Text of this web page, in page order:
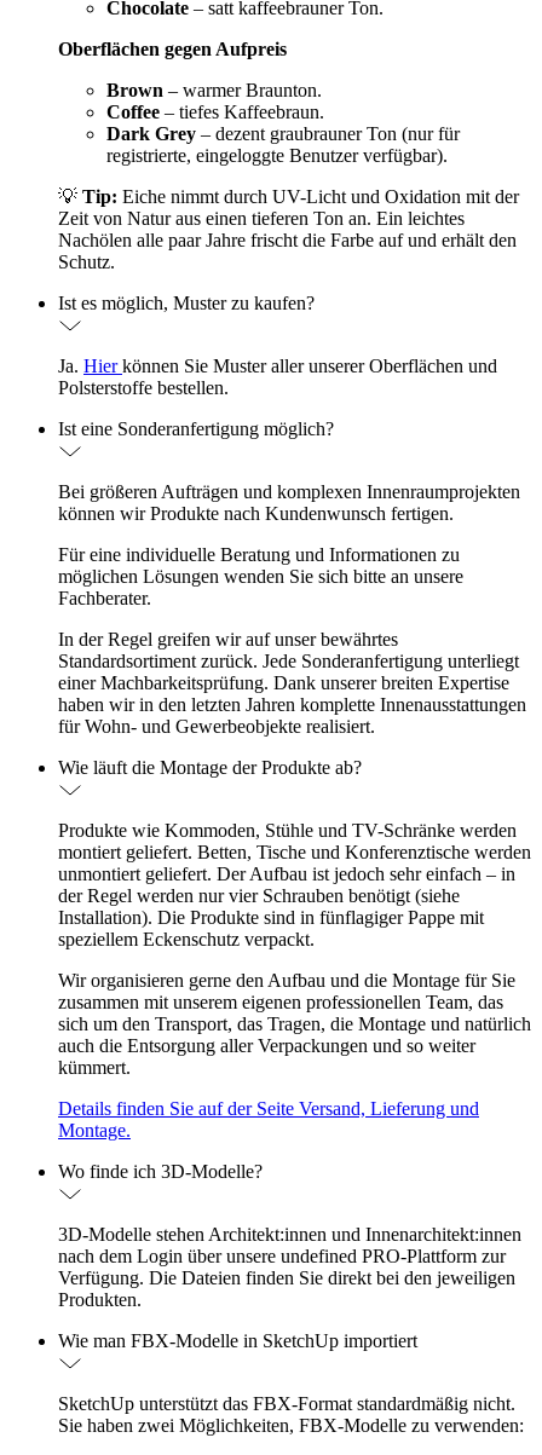
Chocolate – satt kaffeebrauner Ton.
Oberflächen gegen Aufpreis
Brown – warmer Braunton.
Coffee – tiefes Kaffeebraun.
Dark Grey – dezent graubrauner Ton (nur für
registrierte, eingeloggte Benutzer verfügbar).
💡 Tip: Eiche nimmt durch UV-Licht und Oxidation mit der
Zeit von Natur aus einen tieferen Ton an. Ein leichtes
Nachölen alle paar Jahre frischt die Farbe auf und erhält den
Schutz.
Ist es möglich, Muster zu kaufen?
Ja. Hierkönnen Sie Muster aller unserer Oberflächen und
Polsterstoffe bestellen.
Ist eine Sonderanfertigung möglich?
Bei größeren Aufträgen und komplexen Innenraumprojekten
können wir Produkte nach Kundenwunsch fertigen.
Für eine individuelle Beratung und Informationen zu
möglichen Lösungen wenden Sie sich bitte an unsere
Fachberater.
In der Regel greifen wir auf unser bewährtes
Standardsortiment zurück. Jede Sonderanfertigung unterliegt
einer Machbarkeitsprüfung. Dank unserer breiten Expertise
haben wir in den letzten Jahren komplette Innenausstattungen
für Wohn- und Gewerbeobjekte realisiert.
Wie läuft die Montage der Produkte ab?
Produkte wie Kommoden, Stühle und TV-Schränke werden
montiert geliefert. Betten, Tische und Konferenztische werden
unmontiert geliefert. Der Aufbau ist jedoch sehr einfach – in
der Regel werden nur vier Schrauben benötigt (siehe
Installation). Die Produkte sind in fünflagiger Pappe mit
speziellem Eckenschutz verpackt.
Wir organisieren gerne den Aufbau und die Montage für Sie
zusammen mit unserem eigenen professionellen Team, das
sich um den Transport, das Tragen, die Montage und natürlich
auch die Entsorgung aller Verpackungen und so weiter
kümmert.
Details finden Sie auf der Seite Versand, Lieferung und
Montage.
Wo finde ich 3D-Modelle?
3D-Modelle stehen Architekt:innen und Innenarchitekt:innen
nach dem Login über unsere undefined PRO-Plattform zur
Verfügung. Die Dateien finden Sie direkt bei den jeweiligen
Produkten.
Wie man FBX-Modelle in SketchUp importiert
SketchUp unterstützt das FBX-Format standardmäßig nicht.
Sie haben zwei Möglichkeiten, FBX-Modelle zu verwenden: